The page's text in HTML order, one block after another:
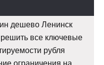
дешево Ленинск
решить все ключевые
рубля
ограничения на